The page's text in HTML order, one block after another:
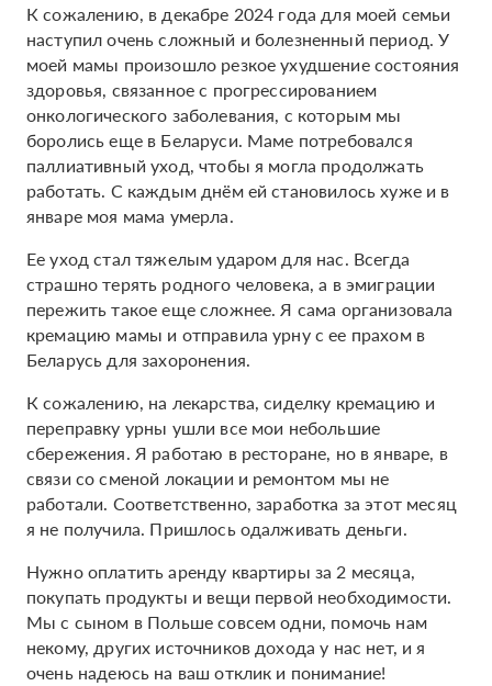
К сожалению, в декабре 2024 года для моей семьи
наступил очень сложный и болезненный период. У
моей мамы произошло резкое ухудшение состояния
здоровья, связанное с прогрессированием
онкологического заболевания, с которым мы
боролись еще в Беларуси. Маме потребовался
паллиативный уход, чтобы я могла продолжать
работать. С каждым днём ей становилось хуже и в
январе моя мама умерла.
Ее уход стал тяжелым ударом для нас. Всегда
страшно терять родного человека, а в эмиграции
пережить такое еще сложнее. Я сама организовала
кремацию мамы и отправила урну с ее прахом в
Беларусь для захоронения.
К сожалению, на лекарства, сиделку кремацию и
переправку урны ушли все мои небольшие
сбережения. Я работаю в ресторане, но в январе, в
связи со сменой локации и ремонтом мы не
работали. Соответственно, заработка за этот месяц
я не получила. Пришлось одалживать деньги.
Нужно оплатить аренду квартиры за 2 месяца,
покупать продукты и вещи первой необходимости.
Мы с сыном в Польше совсем одни, помочь нам
некому, других источников дохода у нас нет, и я
очень надеюсь на ваш отклик и понимание!